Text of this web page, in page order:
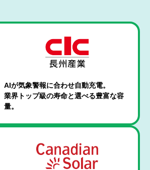
AIが気象警報に合わせ自動充電。
業界トップ級の寿命と選べる豊富な容
量。